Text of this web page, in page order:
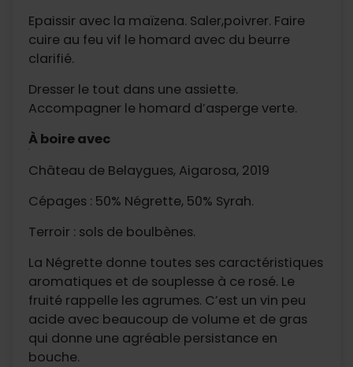
Epaissir avec la maïzena. Saler,poivrer. Faire
cuire au feu vif le homard avec du beurre
clarifié.
Dresser le tout dans une assiette.
Accompagner le homard d’asperge verte.
À boire avec
Château de Belaygues, Aigarosa, 2019
Cépages : 50% Négrette, 50% Syrah.
Terroir : sols de boulbènes.
La Négrette donne toutes ses caractéristiques
aromatiques et de souplesse à ce rosé. Le
fruité rappelle les agrumes. C’est un vin peu
acide avec beaucoup de volume et de gras
qui donne une agréable persistance en
bouche.